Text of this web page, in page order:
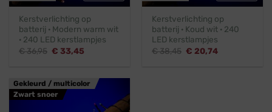
Kerstverlichting op
batterij · Modern warm wit
· 240 LED kerstlampjes
€36,95 Oorspronkelijke
€ 33,45
Kerstverlichting op
batterij · Koud wit · 240
LED kerstlampjes
€38,45 Oorspronkelijke
€ 20,74Huidige
Gekleurd / multicolor
Zwart snoer